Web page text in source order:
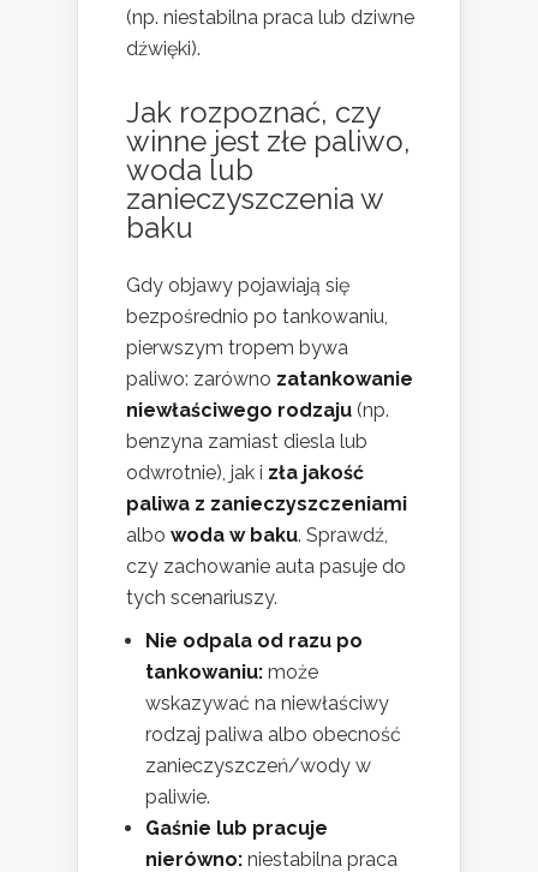
(np. niestabilna praca lub dziwne
dźwięki).
Jak rozpoznać, czy
winne jest złe paliwo,
woda lub
zanieczyszczenia w
baku
Gdy objawy pojawiają się
bezpośrednio po tankowaniu,
pierwszym tropem bywa
paliwo: zarówno zatankowanie
niewłaściwego rodzaju (np.
benzyna zamiast diesla lub
odwrotnie), jak i zła jakość
paliwa z zanieczyszczeniami
albo woda w baku. Sprawdź,
czy zachowanie auta pasuje do
tych scenariuszy.
Nie odpala od razu po
tankowaniu: może
wskazywać na niewłaściwy
rodzaj paliwa albo obecność
zanieczyszczeń/wody w
paliwie.
Gaśnie lub pracuje
nierówno: niestabilna praca